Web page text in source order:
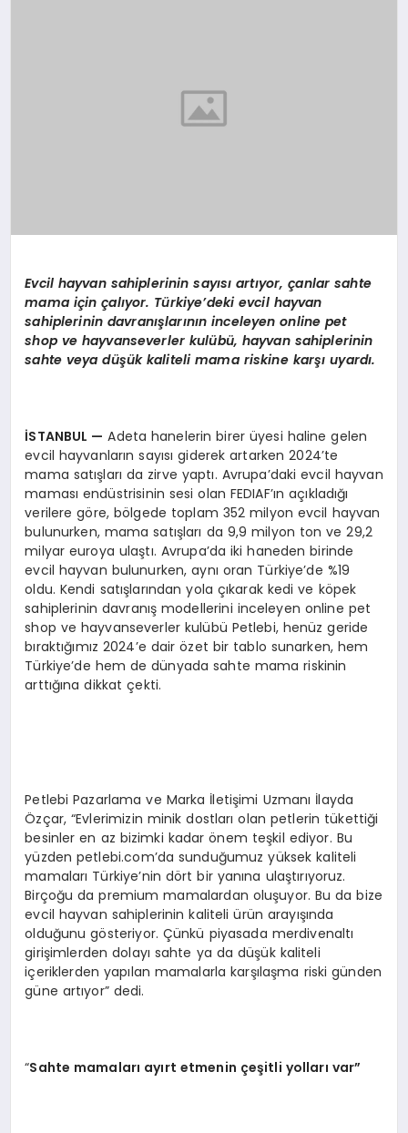
Evcil hayvan sahiplerinin sayısı artıyor, çanlar sahte
mama için çalıyor. Türkiye’deki evcil hayvan
sahiplerinin davranışlarının inceleyen online pet
shop ve hayvanseverler kulübü, hayvan sahiplerinin
sahte veya düşük kaliteli mama riskine karşı uyardı.
İSTANBUL — Adeta hanelerin birer üyesi haline gelen
evcil hayvanların sayısı giderek artarken 2024’te
mama satışları da zirve yaptı. Avrupa’daki evcil hayvan
maması endüstrisinin sesi olan FEDIAF’ın açıkladığı
verilere göre, bölgede toplam 352 milyon evcil hayvan
bulunurken, mama satışları da 9,9 milyon ton ve 29,2
milyar euroya ulaştı. Avrupa’da iki haneden birinde
evcil hayvan bulunurken, aynı oran Türkiye’de %19
oldu. Kendi satışlarından yola çıkarak kedi ve köpek
sahiplerinin davranış modellerini inceleyen online pet
shop ve hayvanseverler kulübü Petlebi, henüz geride
bıraktığımız 2024’e dair özet bir tablo sunarken, hem
Türkiye’de hem de dünyada sahte mama riskinin
arttığına dikkat çekti.
Petlebi Pazarlama ve Marka İletişimi Uzmanı İlayda
Özçar, “Evlerimizin minik dostları olan petlerin tükettiği
besinler en az bizimki kadar önem teşkil ediyor. Bu
yüzden petlebi.com’da sunduğumuz yüksek kaliteli
mamaları Türkiye’nin dört bir yanına ulaştırıyoruz.
Birçoğu da premium mamalardan oluşuyor. Bu da bize
evcil hayvan sahiplerinin kaliteli ürün arayışında
olduğunu gösteriyor. Çünkü piyasada merdivenaltı
girişimlerden dolayı sahte ya da düşük kaliteli
içeriklerden yapılan mamalarla karşılaşma riski günden
güne artıyor” dedi.
“Sahte mamaları ayırt etmenin çeşitli yolları var”